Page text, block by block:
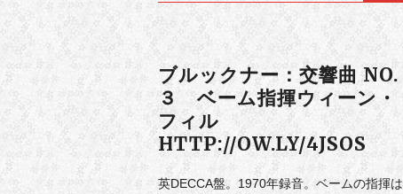
ブルックナー：交響曲 NO.
３ ベーム指揮ウィーン・
フィル
HTTP://OW.LY/4JSOS
英DECCA盤。1970年録音。ベームの指揮は